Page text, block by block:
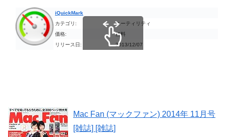
iQuickMark
カテゴリ:
ユーティリティ
価格:
無料
リリース日:
2013/12/07
Mac Fan (マックファン) 2014年 11月号
[雑誌] [雑誌]